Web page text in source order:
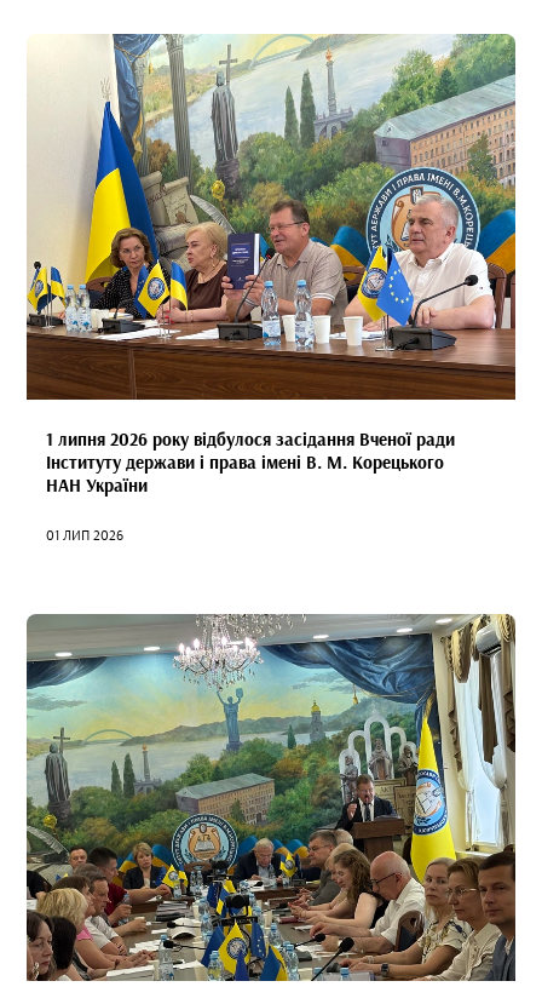
1 липня 2026 року відбулося засідання Вченої ради
Інституту держави і права імені В. М. Корецького
НАН України
01 ЛИП 2026